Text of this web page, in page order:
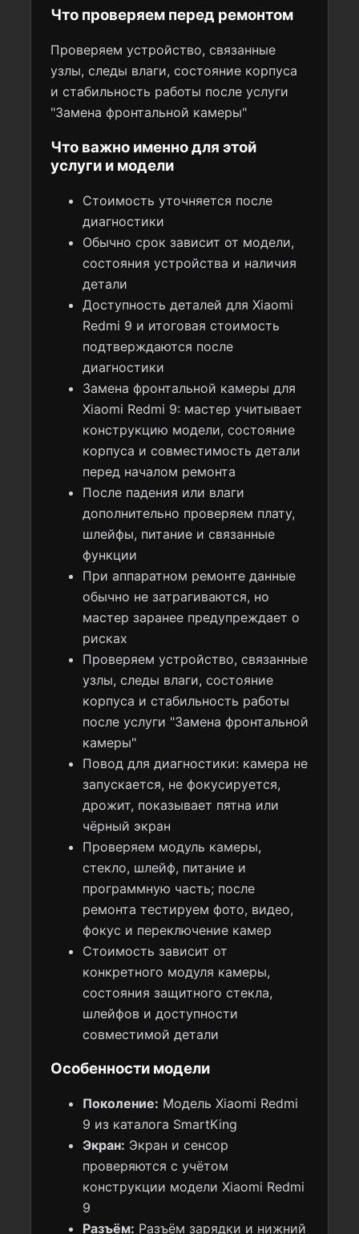
Что проверяем перед ремонтом
Проверяем устройство, связанные
узлы, следы влаги, состояние корпуса
и стабильность работы после услуги
"Замена фронтальной камеры"
Что важно именно для этой
услуги и модели
Стоимость уточняется после
диагностики
Обычно срок зависит от модели,
состояния устройства и наличия
детали
Доступность деталей для Xiaomi
Redmi 9 и итоговая стоимость
подтверждаются после
диагностики
Замена фронтальной камеры для
Xiaomi Redmi 9: мастер учитывает
конструкцию модели, состояние
корпуса и совместимость детали
перед началом ремонта
После падения или влаги
дополнительно проверяем плату,
шлейфы, питание и связанные
функции
При аппаратном ремонте данные
обычно не затрагиваются, но
мастер заранее предупреждает о
рисках
Проверяем устройство, связанные
узлы, следы влаги, состояние
корпуса и стабильность работы
после услуги "Замена фронтальной
камеры"
Повод для диагностики: камера не
запускается, не фокусируется,
дрожит, показывает пятна или
чёрный экран
Проверяем модуль камеры,
стекло, шлейф, питание и
программную часть; после
ремонта тестируем фото, видео,
фокус и переключение камер
Стоимость зависит от
конкретного модуля камеры,
состояния защитного стекла,
шлейфов и доступности
совместимой детали
Особенности модели
Поколение: Модель Xiaomi Redmi
9 из каталога SmartKing
Экран: Экран и сенсор
проверяются с учётом
конструкции модели Xiaomi Redmi
9
Разъём: Разъём зарядки и нижний